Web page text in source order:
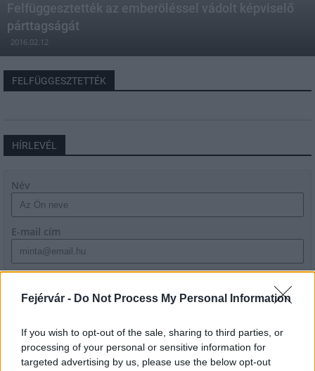
Fejérvár - Do Not Process My Personal Information
If you wish to opt-out of the sale, sharing to third parties, or
processing of your personal or sensitive information for
targeted advertising by us, please use the below opt-out
Felfüggesztették az emberöléssel vádolt képviselő
párttagságát
2016.02.12
FELFÜGGESZTETTÉK
HÍRLEVÉL
Név
E-mail cím
szabályzatot!